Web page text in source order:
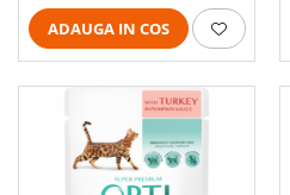
ADAUGA IN COS